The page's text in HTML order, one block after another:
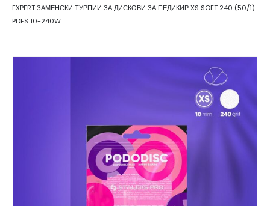
EXPERT ЗАМЕНСКИ ТУРПИИ ЗА ДИСКОВИ ЗА ПЕДИКИР XS SOFT 240 (50/1)
PDFS 10-240W